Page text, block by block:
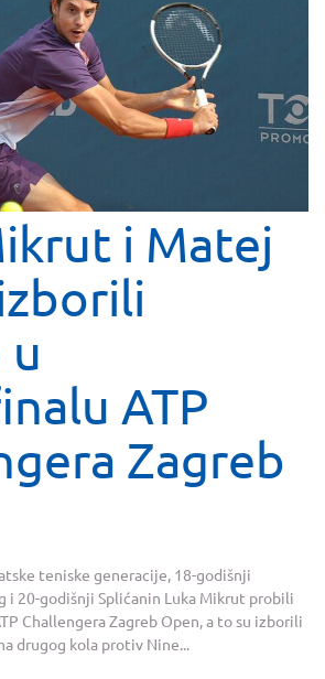
i Matej
u
ATP
Zagreb
teniske generacije, 18-godišnji
i 20-godišnji Splićanin Luka Mikrut probili
Challengera Zagreb Open, a to su izborili
drugog kola protiv Nine...